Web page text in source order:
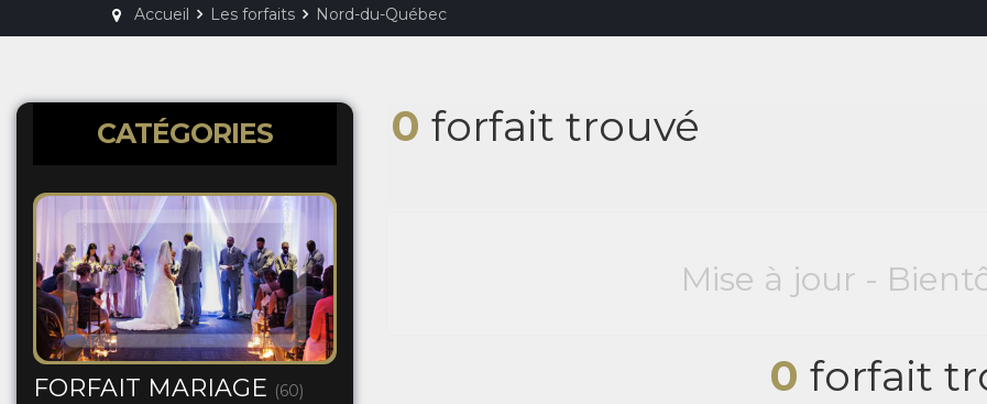
Accueil Les forfaits Nord-du-Québec
0 forfait trouvé
Mise à jour -
0 forfait
CATÉGORIES
FORFAIT MARIAGE (60)